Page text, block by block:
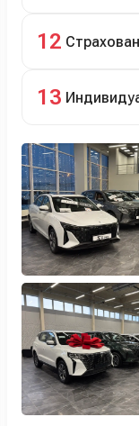
12
бонусами для
13
оформлением.